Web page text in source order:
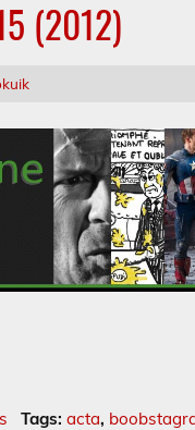
(2012)
Tags: acta,